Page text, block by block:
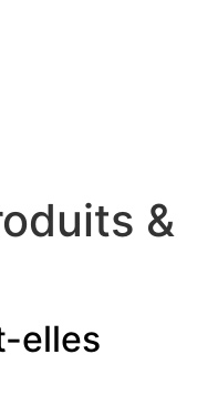
&
elles